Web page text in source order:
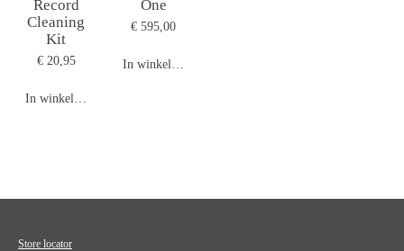
Record
Cleaning
Kit
€ 20,95
In winkelwagen
One
€ 595,00
In winkelwagen
Store locator